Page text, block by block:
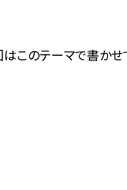
このテーマで書かせ